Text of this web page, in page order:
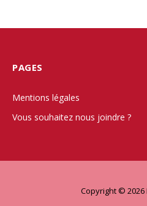
PAGES
Mentions légales
Vous souhaitez nous joindre ?
Copyright © 2026